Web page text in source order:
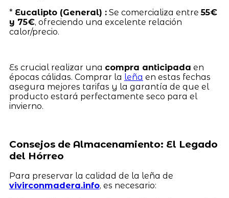
* Eucalipto (General) :Se comercializa entre55€
y 75€, ofreciendo una excelente relación
calor/precio.
Es crucial realizar una compra anticipada en
épocas cálidas. Comprar la leña en estas fechas
asegura mejores tarifas y la garantía de que el
producto estará perfectamente seco para el
invierno.
Consejos de Almacenamiento: El Legado
del Hórreo
Para preservar la calidad de la leña de
vivirconmadera.info, es necesario: